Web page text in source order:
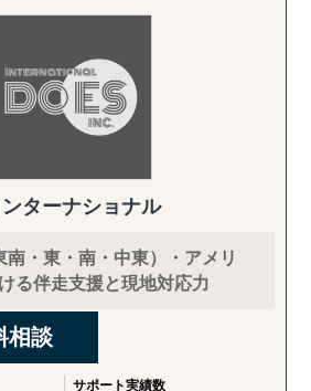
ターナショナル
南・東・南・中東）・アメリ
る伴走支援と現地対応力
価
サポート実績数
相談